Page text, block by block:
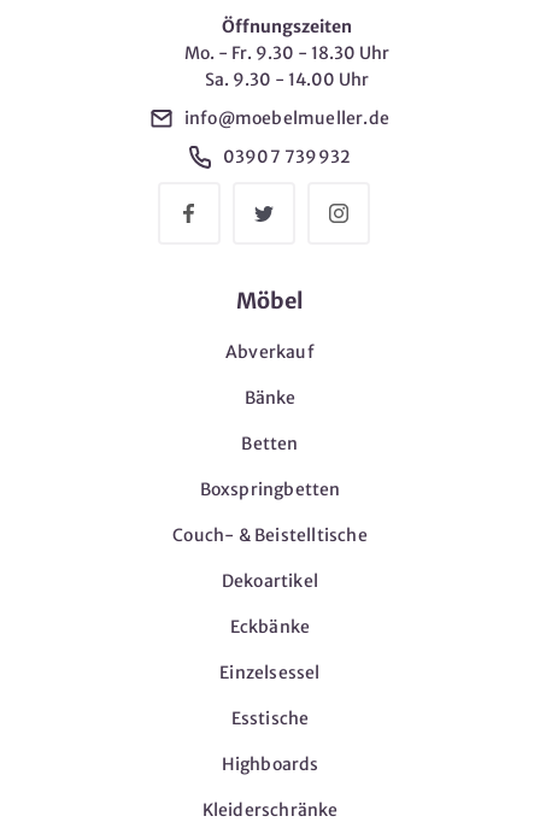
Öffnungszeiten
Mo. - Fr. 9.30 - 18.30 Uhr
Sa. 9.30 - 14.00 Uhr
info@moebelmueller.de
03907 739932
Möbel
Abverkauf
Bänke
Betten
Boxspringbetten
Couch- & Beistelltische
Dekoartikel
Eckbänke
Einzelsessel
Esstische
Highboards
Kleiderschränke